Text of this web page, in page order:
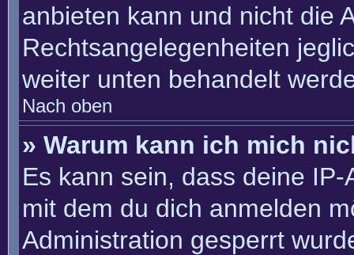
anbieten kann und nicht die
Rechtsangelegenheiten
weiter unten behandelt
Nach oben
» Warum kann ich mich
Es kann sein, dass deine
mit dem du dich anmelden
Administration gesperrt